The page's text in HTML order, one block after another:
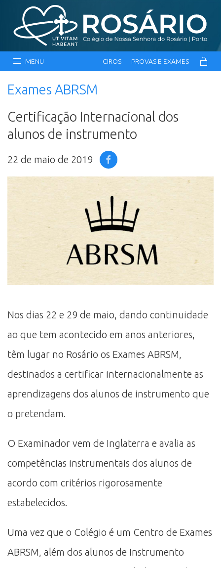
MENU CIROS PROVAS E EXAMES
Exames ABRSM
Certificação Internacional dos
alunos de instrumento
22 de maio de 2019
Nos dias 22 e 29 de maio, dando continuidade
ao que tem acontecido em anos anteriores,
têm lugar no Rosário os Exames ABRSM,
destinados a certificar internacionalmente as
aprendizagens dos alunos de instrumento que
o pretendam.
O Examinador vem de Inglaterra e avalia as
competências instrumentais dos alunos de
acordo com critérios rigorosamente
estabelecidos.
Uma vez que o Colégio é um Centro de Exames
ABRSM, além dos alunos de Instrumento